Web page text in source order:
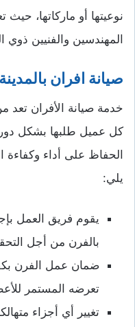
نوعيتها أو ماركاتها،
المهندسين والفنيين ذوي
صيانة افران
خدمة صيانة الأفران
كل عميل طلبها بشكل
الحفاظ على أداء وكفاءة
يلي:
يقوم فريق العمل
بالفرن من أجل
ضمان عمل الفرن
تعرضه المستمر
تغيير أي أجزاء